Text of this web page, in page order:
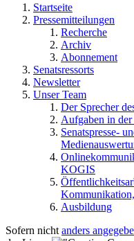
Startseite
Pressemitteilungen
Recherche
Archiv
Abonnement
Senatsressorts
Newsletter
Unser Team
Der Sprecher
Aufgaben in der
Senatspresse-
KOGIS
Ausbildung
Sofern nicht anders